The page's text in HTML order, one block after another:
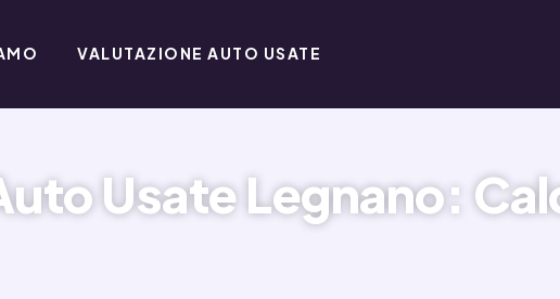
VALUTAZIONE AUTO USATE
Usate Legnano: